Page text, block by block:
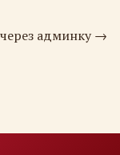
админку →